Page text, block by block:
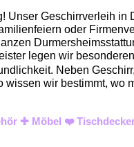
Unser Geschirrverleih in
oder
legen wir
Neben
wir bestimmt, wo
✚ Möbel ❤️